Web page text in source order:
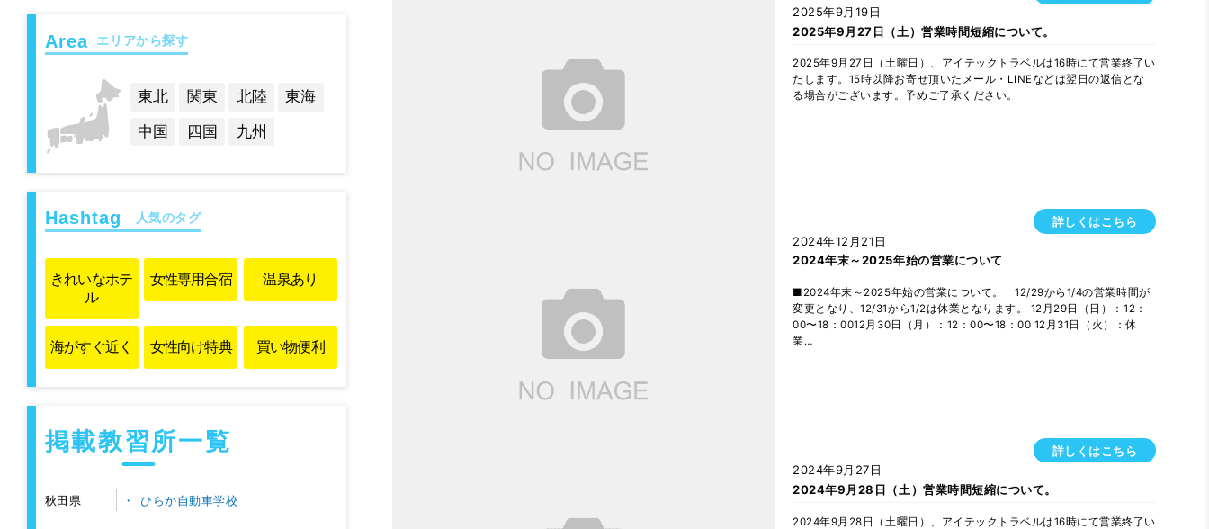
2025年9月19日
2025年9月27日（土）営業時間短縮について。
2025年9月27日（土曜日）、アイテックトラベルは16時にて営業終了い
たします。15時以降お寄せ頂いたメール・LINEなどは翌日の返信とな
る場合がございます。予めご了承ください。
詳しくはこちら
2024年12月21日
2024年末～2025年始の営業について
■2024年末～2025年始の営業について。 12/29から1/4の営業時間が
変更となり、12/31から1/2は休業となります。 12月29日（日）：12：
00〜18：0012月30日（月）：12：00〜18：00 12月31日（火）：休
業…
詳しくはこちら
2024年9月27日
2024年9月28日（土）営業時間短縮について。
2024年9月28日（土曜日）、アイテックトラベルは16時にて営業終了い
エリアから探す
東北 関東 北陸
東海
中国
四国 九州
人気のタグ
きれいなホテ
ル
女性専用合宿 温泉あり
海がすぐ近く 女性向け特典 買い物便利
掲載教習所一覧
秋田県 ひらか自動車学校